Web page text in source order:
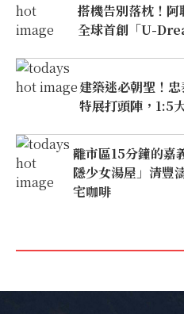
搭機告別落枕！阿
全球首創「U-
建築迷必朝聖！
特展打頭陣，1:5
離市區15分鐘的嘉
隱少女湯屋」清豐
宅咖啡